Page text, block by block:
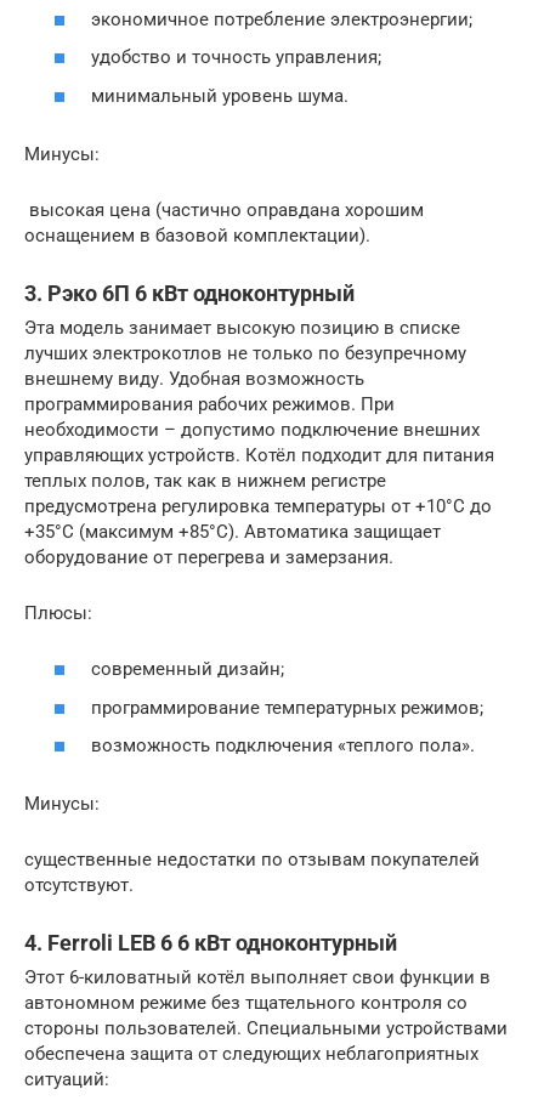
экономичное потребление электроэнергии;
удобство и точность управления;
минимальный уровень шума.
Минусы:
высокая цена (частично оправдана хорошим
оснащением в базовой комплектации).
3. Рэко 6П 6 кВт одноконтурный
Эта модель занимает высокую позицию в списке
лучших электрокотлов не только по безупречному
внешнему виду. Удобная возможность
программирования рабочих режимов. При
необходимости – допустимо подключение внешних
управляющих устройств. Котёл подходит для питания
теплых полов, так как в нижнем регистре
предусмотрена регулировка температуры от +10°C до
+35°C (максимум +85°C). Автоматика защищает
оборудование от перегрева и замерзания.
Плюсы:
современный дизайн;
программирование температурных режимов;
возможность подключения «теплого пола».
Минусы:
существенные недостатки по отзывам покупателей
отсутствуют.
4. Ferroli LEB 6 6 кВт одноконтурный
Этот 6-киловатный котёл выполняет свои функции в
автономном режиме без тщательного контроля со
стороны пользователей. Специальными устройствами
обеспечена защита от следующих неблагоприятных
ситуаций: